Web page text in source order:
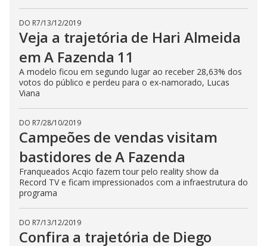
DO R7/13/12/2019
Veja a trajetória de Hari Almeida
em A Fazenda 11
A modelo ficou em segundo lugar ao receber 28,63% dos
votos do público e perdeu para o ex-namorado, Lucas
Viana
DO R7/28/10/2019
Campeões de vendas visitam
bastidores de A Fazenda
Franqueados Acqio fazem tour pelo reality show da
Record TV e ficam impressionados com a infraestrutura do
programa
DO R7/13/12/2019
Confira a trajetória de Diego